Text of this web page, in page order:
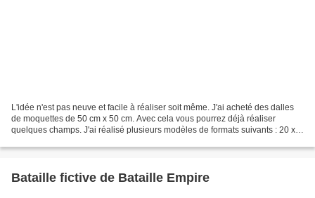
L'idée n'est pas neuve et facile à réaliser soit même. J'ai acheté des dalles
de moquettes de 50 cm x 50 cm. Avec cela vous pourrez déjà réaliser
quelques champs. J'ai réalisé plusieurs modèles de formats suivants : 20 x
Bataille fictive de Bataille Empire